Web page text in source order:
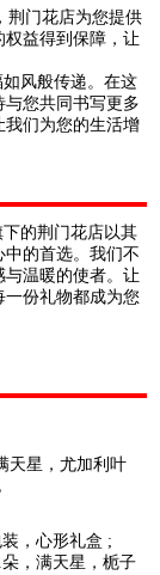
门花店为您提供
益得到保障，让
风般传递。在这
您共同书写更多
我们为您的生活增
的荆门花店以其
的首选。我们不
温暖的使者。让
一份礼物都成为您
天星，尤加利叶
，心形礼盒 ;
，满天星，栀子